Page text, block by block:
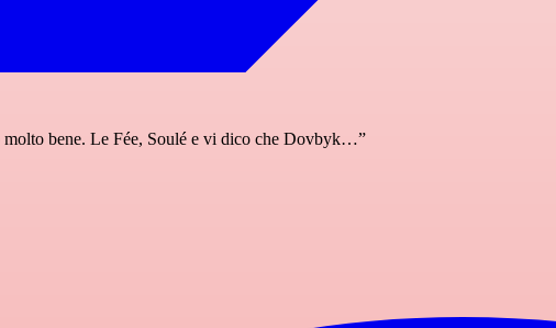
bene. Le Fée, Soulé e vi dico che Dovbyk…”